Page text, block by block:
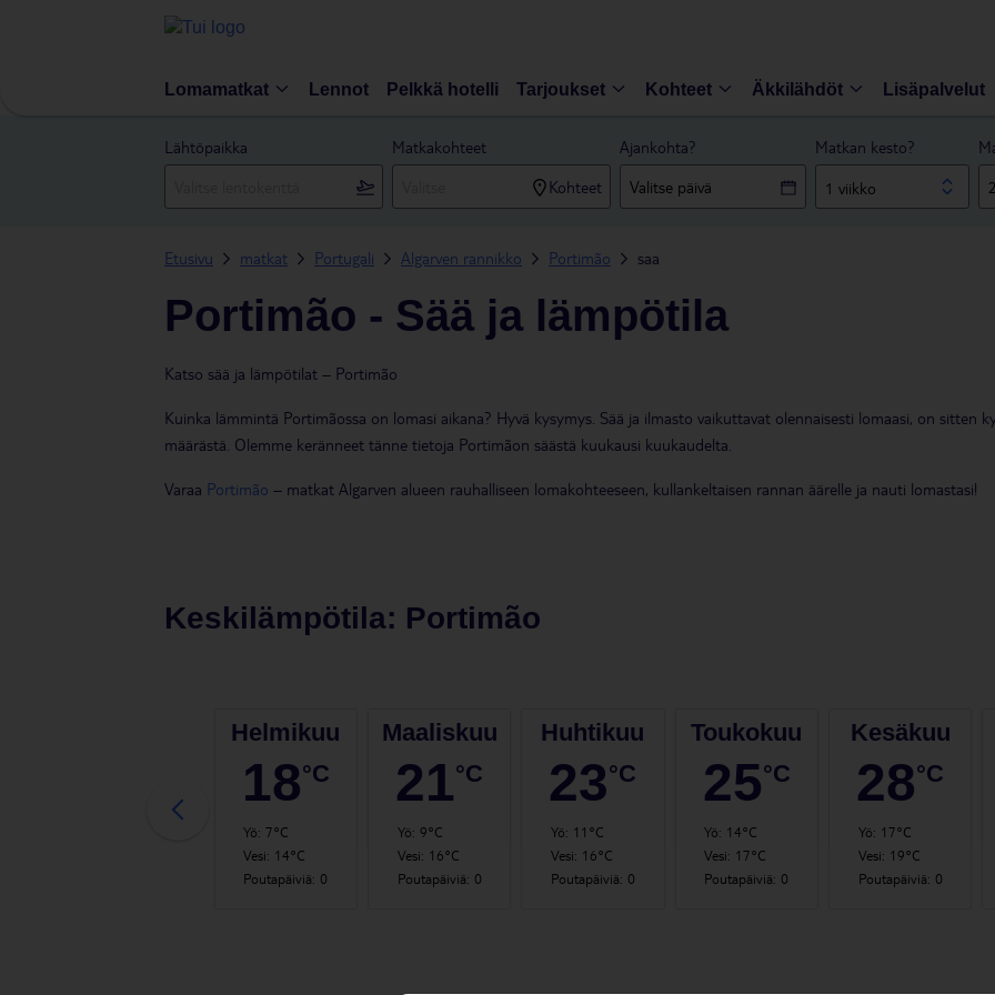
Lomamatkat Lennot Pelkkä hotelli Tarjoukset Kohteet Äkkilähdöt Lisäpalvelut
Lähtöpaikka
Matkakohteet
Kohteet
Ajankohta? Matkan kesto?
1 viikko
Etusivu matkat Portugali Algarven rannikko Portimão saa
Portimão - Sää ja lämpötila
Katso sää ja lämpötilat – Portimão
Kuinka lämmintä Portimãossa on lomasi aikana? Hyvä kysymys. Sää ja ilmasto vaikuttavat olennaisesti lomaasi, on sitten
määrästä. Olemme keränneet tänne tietoja Portimãon säästä kuukausi kuukaudelta.
Varaa Portimão – matkat Algarven alueen rauhalliseen lomakohteeseen, kullankeltaisen rannan äärelle ja nauti lomastasi!
Keskilämpötila: Portimão
Helmikuu
18°C
Yö:7°C
Vesi: 14°C
Poutapäiviä: 0
Maaliskuu
21°C
Yö: 9°C
Vesi: 16°C
Poutapäiviä: 0
Huhtikuu
23°C
Yö: 11°C
Vesi: 16°C
Poutapäiviä: 0
Toukokuu
25°C
Yö: 14°C
Vesi: 17°C
Poutapäiviä: 0
Kesäkuu
28°C
Yö: 17°C
Vesi: 19°C
Poutapäiviä: 0